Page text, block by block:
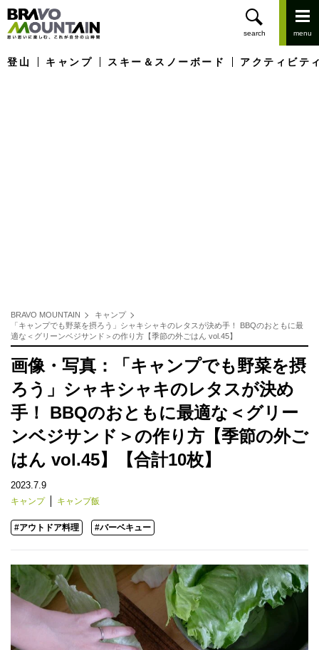
登山 キャンプ スキー＆スノーボード アクティビテ
BRAVO MOUNTAIN
キャンプ
「キャンプでも野菜を摂ろう」シャキシャキのレタスが決め手！ BBQのおともに最
適な＜グリーンベジサンド＞の作り方【季節の外ごはん vol.45】
画像・写真：「キャンプでも野菜を摂
ろう」シャキシャキのレタスが決め
手！ BBQのおともに最適な＜グリー
ンベジサンド＞の作り方【季節の外ご
はん vol.45】【合計10枚】
2023.7.9
キャンプ キャンプ飯
#アウトドア料理 #バーベキュー